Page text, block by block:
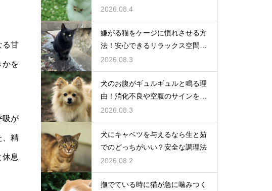
る甘
かを
吸が
、精
息
工夫
2026.08.4
嫌がる猫をケージに慣れさせる方
法！安心できるリラックス空間の
作り方
2026.08.3
犬のお腹がギュルギュルと鳴る理
由！消化不良や空腹のサインを解
説
2026.08.3
犬にキャベツを与えるなら生と茹
でのどっちがいい？安全な調理法
2026.08.2
撫でている時に猫が急に噛みつく